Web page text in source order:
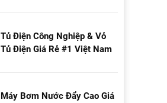
Tủ Điện Công Nghiệp & Vỏ
Tủ Điện Giá Rẻ #1 Việt Nam
Máy Bơm Nước Đẩy Cao Giá